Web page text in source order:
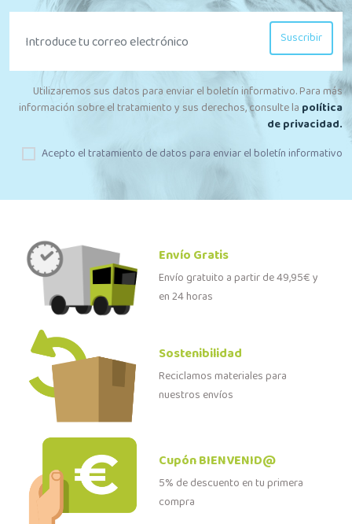
Suscribir
Utilizaremos sus datos para enviar el boletín informativo. Para más
información sobre el tratamiento y sus derechos, consulte la política
de privacidad.
Acepto el tratamiento de datos para enviar el boletín informativo
Envío Gratis
Envío gratuito a partir de 49,95€ y
en 24 horas
Sostenibilidad
Reciclamos materiales para
nuestros envíos
Cupón BIENVENID@
5% de descuento en tu primera
compra